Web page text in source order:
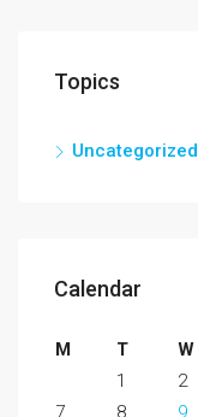
Topics
Uncategorized
Calendar
M T W
1
2
7
8 9